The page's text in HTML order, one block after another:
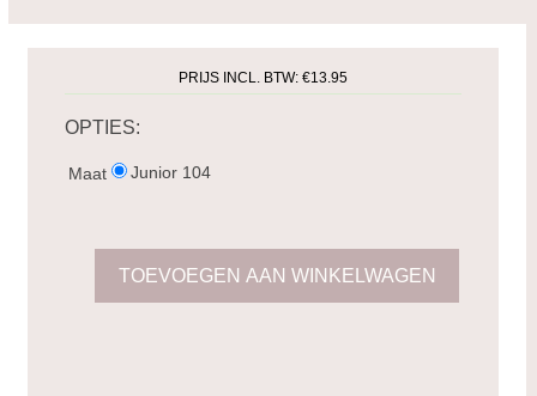
PRIJS INCL. BTW:€13.95
OPTIES:
Maat Junior 104